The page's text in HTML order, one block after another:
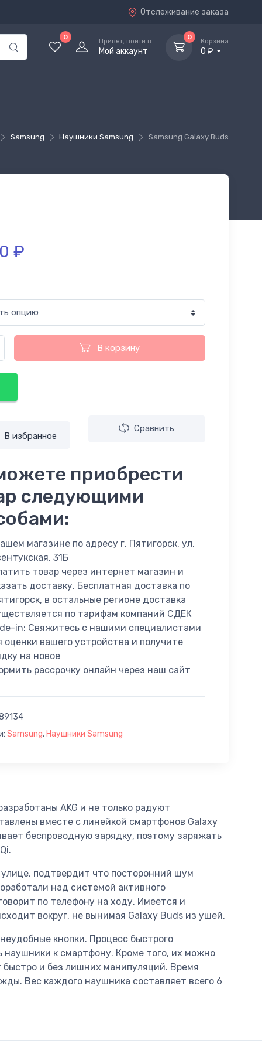
Отслеживание заказа
0
Привет, войти в
Мой аккаунт
0
Корзина
0 ₽
Samsung Наушники Samsung Samsung Galaxy Buds
₽
В корзину
В избранное
Сравнить
приобрести
следующими
магазине по адресу г. Пятигорск, ул.
31Б
товар через интернет магазин и
доставку. Бесплатная доставка по
в остальные регионе доставка
по тарифам компаний СДЕК
in: Свяжитесь с нашими специалистами
оценки вашего устройства и получите
на новое
рассрочку онлайн через наш сайт
Samsung, Наушники Samsung
AKG и не только радуют
вместе с линейкой смартфонов Galaxy
беспроводную зарядку, поэтому заряжать
подтвердит что посторонний шум
над системой активного
по телефону на ходу. Имеется и
вокруг, не вынимая Galaxy Buds из ушей.
кнопки. Процесс быстрого
к смартфону. Кроме того, их можно
и без лишних манипуляций. Время
Вес каждого наушника составляет всего 6